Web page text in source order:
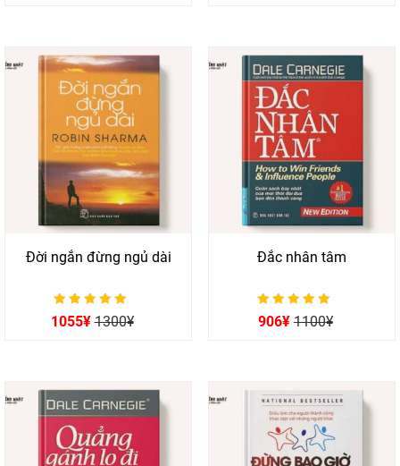
Đời ngắn đừng ngủ dài
Được xếp hạng
0
1055¥ 1300¥
Đắc nhân tâm
Được xếp hạng
0
906¥ 1100¥